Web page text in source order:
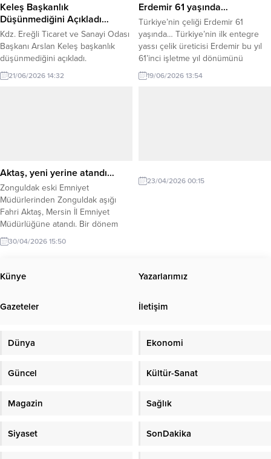
Keleş Başkanlık
Düşünmediğini Açıkladı…
Kdz. Ereğli Ticaret ve Sanayi Odası
Başkanı Arslan Keleş başkanlık
düşünmediğini açıkladı.
21/06/2026 14:32
Erdemir 61 yaşında…
Türkiye’nin çeliği Erdemir 61
yaşında… Türkiye’nin ilk entegre
yassı çelik üreticisi Erdemir bu yıl
61’inci işletme yıl dönümünü
kutluyor. Geçmişten günümüze
üretim yolculuğunda ülke
günümüzde dünya...
19/06/2026 13:54
Aktaş, yeni yerine atandı…
Zonguldak eski Emniyet
Müdürlerinden Zonguldak aşığı
Fahri Aktaş, Mersin İl Emniyet
Müdürlüğüne atandı. Bir dönem
Zonguldak İl Emniyet görevinde
bulunan Manisa Emniyet Müdürü
genelgesiyle Mersin İl Emniyet
Müdürlüğüne atandı. Aktaş’a yeni
30/04/2026 15:50
23/04/2026 00:15
Künye Yazarlarımız
Gazeteler İletişim
Dünya Ekonomi
Güncel Kültür-Sanat
Magazin Sağlık
Siyaset SonDakika